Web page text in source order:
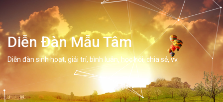
Diễn Đàn Mẫu Tâm
Diễn đàn sinh hoạt, giải trí, bình luân, học hỏi, chia sẻ, vv.